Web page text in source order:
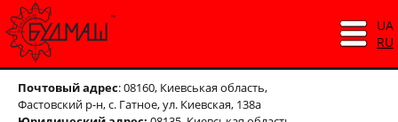
Почтовый адрес: 08160, Киевськая область,
Фастовский р-н, с. Гатное, ул. Киевская, 138а
UA
RU